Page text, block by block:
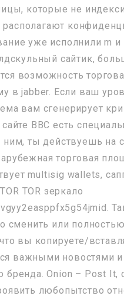
которые не
уже исполнили m
сайтик,
возможность
в jabber. Если ваш
вам сгенерирует
BBC есть
ты действуешь на
торговая
multisig wallets,
TOR зеркало
сменить или
вы копируете/
важными новостями
Onion – Post It,
любопытство